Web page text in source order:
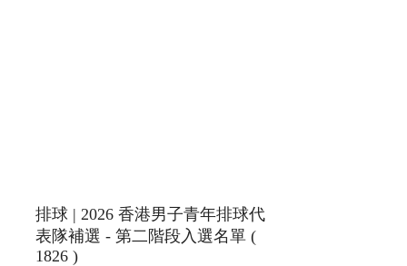
排球 | 2026 香港男子青年排球代
表隊補選 - 第二階段入選名單 (
1826 )